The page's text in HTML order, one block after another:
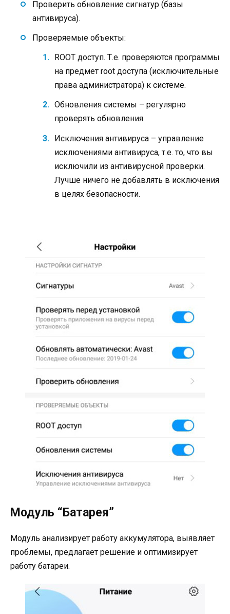
Проверить обновление сигнатур (базы
антивируса).
Проверяемые объекты:
ROOT доступ. Т.е. проверяются программы
на предмет root доступа (исключительные
права администратора) к системе.
Обновления системы – регулярно
проверять обновления.
Исключения антивируса – управление
исключениями антивируса, т.е. то, что вы
исключили из антивирусной проверки.
Лучше ничего не добавлять в исключения
в целях безопасности.
Модуль “Батарея”
Модуль анализирует работу аккумулятора, выявляет
проблемы, предлагает решение и оптимизирует
работу батареи.